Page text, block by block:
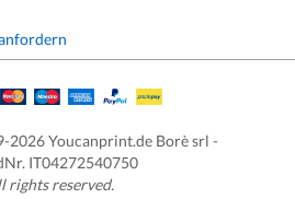
2026 Youcanprint.de Borè srl -
IT04272540750
rights reserved.